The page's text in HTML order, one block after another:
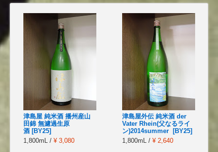
津島屋 純米酒 播州産山
田錦 無濾過生原
酒 [BY25]
1,800mL / ¥ 3,080
津島屋外伝 純米酒 der
Vater Rhein(父なるライ
ン)2014summer [BY25]
1,800mL / ¥ 2,640